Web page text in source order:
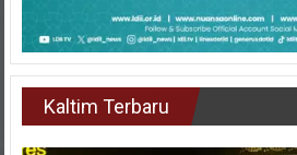
Kaltim Terbaru